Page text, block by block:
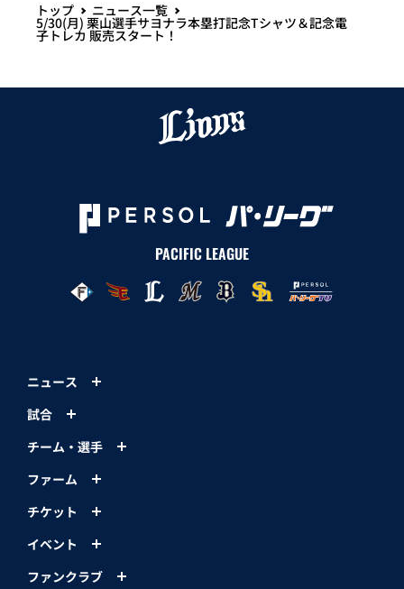
トップ ニュース一覧
5/30(月) 栗山選手サヨナラ本塁打記念Tシャツ＆記念電
子トレカ 販売スタート！
PACIFIC LEAGUE
ニュース
試合
チーム・選手
ファーム
チケット
イベント
ファンクラブ